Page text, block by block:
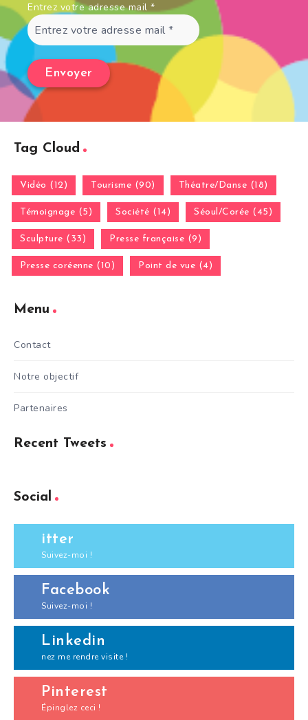
Entrez votre adresse mail *
Tag Cloud
Vidéo (12) Tourisme (90) Théatre/Danse (18)
Témoignage (5) Société (14) Séoul/Corée (45)
Sculpture (33) Presse française (9)
Presse coréenne (10) Point de vue (4)
Menu
Contact
Notre objectif
Partenaires
Recent Tweets
Social
itter
Suivez-moi !
Facebook
Suivez-moi !
Linkedin
nez me rendre visite !
Pinterest
Épinglez ceci !